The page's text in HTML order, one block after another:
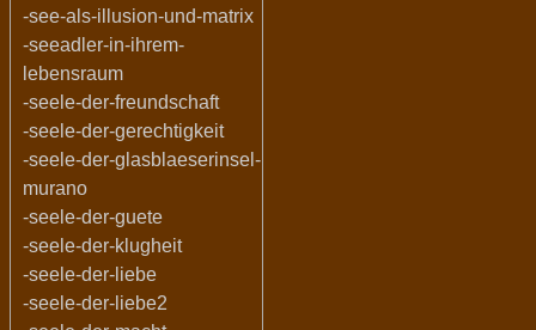
-see-als-illusion-und-matrix
-seeadler-in-ihrem-
lebensraum
-seele-der-freundschaft
-seele-der-gerechtigkeit
-seele-der-glasblaeserinsel-
murano
-seele-der-guete
-seele-der-klugheit
-seele-der-liebe
-seele-der-liebe2